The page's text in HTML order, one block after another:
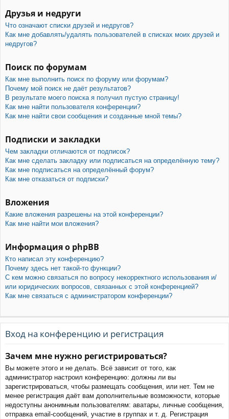
Друзья и недруги
Что означают списки друзей и недругов?
Как мне добавлять/удалять пользователей в списках моих друзей и
недругов?
Поиск по форумам
Как мне выполнить поиск по форуму или форумам?
Почему мой поиск не даёт результатов?
В результате моего поиска я получил пустую страницу!
Как мне найти пользователя конференции?
Как мне найти свои сообщения и созданные мной темы?
Подписки и закладки
Чем закладки отличаются от подписок?
Как мне сделать закладку или подписаться на определённую тему?
Как мне подписаться на определённый форум?
Как мне отказаться от подписки?
Вложения
Какие вложения разрешены на этой конференции?
Как мне найти мои вложения?
Информация о phpBB
Кто написал эту конференцию?
Почему здесь нет такой-то функции?
С кем можно связаться по вопросу некорректного использования и/
или юридических вопросов, связанных с этой конференцией?
Как мне связаться с администратором конференции?
Вход на конференцию и регистрация
Зачем мне нужно регистрироваться?
Вы можете этого и не делать. Всё зависит от того, как
администратор настроил конференцию: должны ли вы
зарегистрироваться, чтобы размещать сообщения, или нет. Тем не
менее регистрация даёт вам дополнительные возможности, которые
недоступны анонимным пользователям: аватары, личные сообщения,
отправка email-сообщений, участие в группах и т. д. Регистрация